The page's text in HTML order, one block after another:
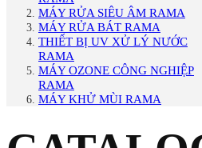
MÁY RỬA SIÊU ÂM RAMA
MÁY RỬA BÁT RAMA
THIẾT BỊ UV XỬ LÝ NƯỚC
RAMA
MÁY OZONE CÔNG NGHIỆP
RAMA
MÁY KHỬ MÙI RAMA